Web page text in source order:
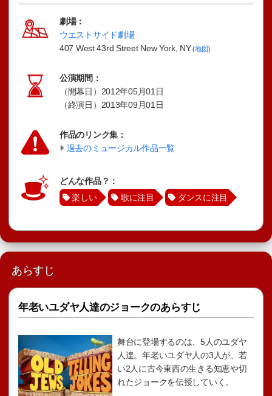
劇場：
ウエストサイド劇場
407 West 43rd Street New York, NY(地図)
公演期間：
（開幕日）2012年05月01日
（終演日）2013年09月01日
作品のリンク集：
過去のミュージカル作品一覧
どんな作品？：
楽しい
歌に注目 ダンスに注目
あらすじ
年老いユダヤ人達のジョークのあらすじ
舞台に登場するのは、5人のユダヤ
人達。年老いユダヤ人の3人が、若
い2人に古今東西の生きる知恵や切
れたジョークを伝授していく。